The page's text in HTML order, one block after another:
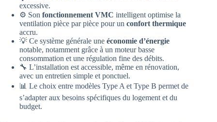
excessive.
⚙️ Son fonctionnement VMC intelligent optimise la
ventilation pièce par pièce pour un confort thermique
accru.
💡 Ce système générale une économie d’énergie
notable, notamment grâce à un moteur basse
consommation et une régulation fine des débits.
🔧 L’installation est accessible, même en rénovation,
avec un entretien simple et ponctuel.
📊 Le choix entre modèles Type A et Type B permet de
s’adapter aux besoins spécifiques du logement et du
budget.